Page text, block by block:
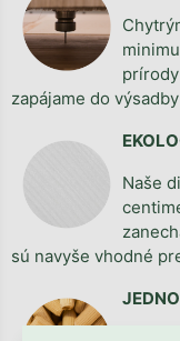
zapájame do
Naše
sú navyše vhodné